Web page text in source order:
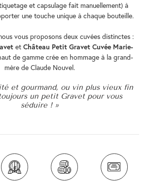
et capsulage fait manuellement) à
une touche unique à chaque bouteille.
vous proposons deux cuvées distinctes :
et Château Petit Gravet Cuvée Marie-
de gamme crée en hommage à la grand-
mère de Claude Nouvel.
et gourmand, ou vin plus vieux fin
un petit Gravet pour vous
séduire ! »